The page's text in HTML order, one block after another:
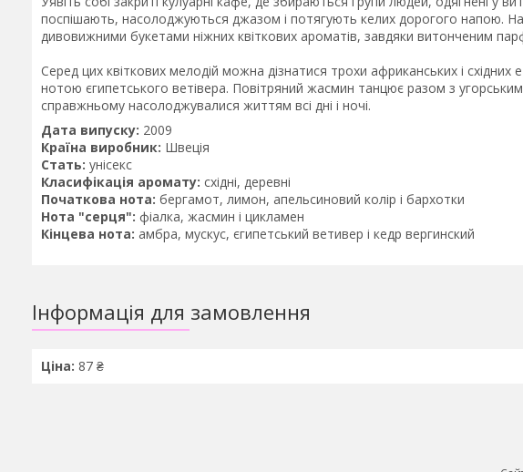
поспішають, насолоджуються джазом і потягують келих дорогого напою.
дивовижними букетами ніжних квіткових ароматів, завдяки витонченим
Серед цих квіткових мелодій можна дізнатися трохи африканських і східних
нотою єгипетського ветівера. Повітряний жасмин танцює разом з
справжньому насолоджувалися життям всі дні і ночі.
Дата випуску: 2009
Країна виробник: Швеція
Стать: унісекс
Класифікація аромату: східні, деревні
Початкова нота: бергамот, лимон, апельсиновий колір і бархотки
Нота "серця": фіалка, жасмин і цикламен
Кінцева нота: амбра, мускус, єгипетський ветивер і кедр вергинский
Інформація для замовлення
Ціна: 87 ₴